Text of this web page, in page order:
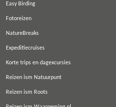
Easy Birding
Fotoreizen
NatureBreaks
Expeditiecruises
Korte trips en dagexcursies
Reizen ism Natuurpunt
Reizen ism Roots